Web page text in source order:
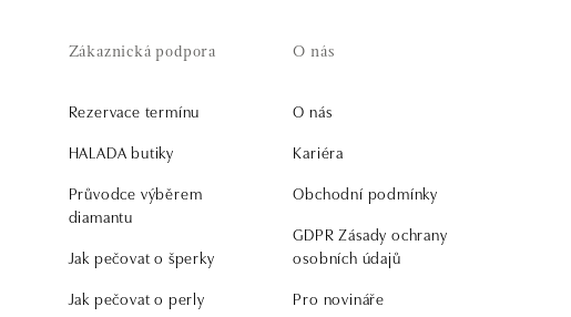
Zákaznická podpora
Rezervace termínu
HALADA butiky
Průvodce výběrem
diamantu
Jak pečovat o šperky
Jak pečovat o perly
O nás
O nás
Kariéra
Obchodní podmínky
GDPR Zásady ochrany
osobních údajů
Pro novináře